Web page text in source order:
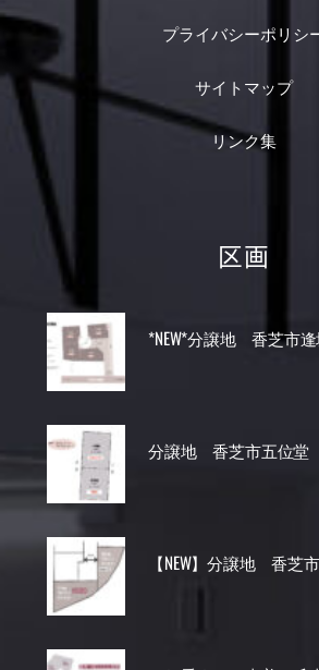
プライバシーポリシ
サイトマップ
リンク集
区画
*NEW*分譲地 香芝市
分譲地 香芝市五位堂
【NEW】分譲地 香芝